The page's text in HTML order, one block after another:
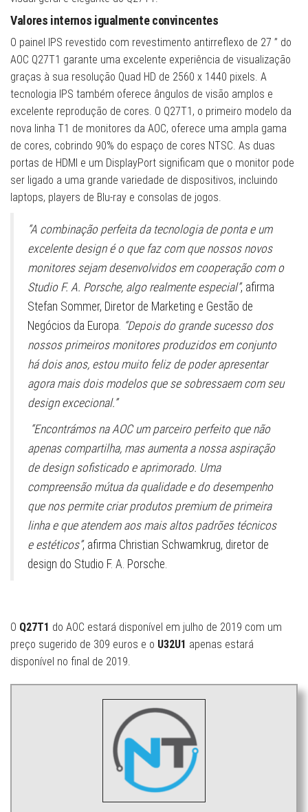
Valores internos igualmente convincentes
O painel IPS revestido com revestimento antirreflexo de 27 ” do
AOC Q27T1 garante uma excelente experiência de visualização
graças à sua resolução Quad HD de 2560 x 1440 pixels. A
tecnologia IPS também oferece ângulos de visão amplos e
excelente reprodução de cores. O Q27T1, o primeiro modelo da
nova linha T1 de monitores da AOC, oferece uma ampla gama
de cores, cobrindo 90% do espaço de cores NTSC. As duas
portas de HDMI e um DisplayPort significam que o monitor pode
ser ligado a uma grande variedade de dispositivos, incluindo
laptops, players de Blu-ray e consolas de jogos.
“A combinação perfeita da tecnologia de ponta e um
excelente design é o que faz com que nossos novos
monitores sejam desenvolvidos em cooperação com o
Studio F. A. Porsche, algo realmente especial”, afirma
Stefan Sommer, Diretor de Marketing e Gestão de
Negócios da Europa. “Depois do grande sucesso dos
nossos primeiros monitores produzidos em conjunto
há dois anos, estou muito feliz de poder apresentar
agora mais dois modelos que se sobressaem com seu
design excecional.”
“Encontrámos na AOC um parceiro perfeito que não
apenas compartilha, mas aumenta a nossa aspiração
de design sofisticado e aprimorado. Uma
compreensão mútua da qualidade e do desempenho
que nos permite criar produtos premium de primeira
linha e que atendem aos mais altos padrões técnicos
e estéticos”, afirma Christian Schwamkrug, diretor de
design do Studio F. A. Porsche.
O Q27T1 do AOC estará disponível em julho de 2019 com um
preço sugerido de 309 euros e o U32U1 apenas estará
disponível no final de 2019.